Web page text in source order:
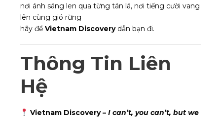
nơi ánh sáng len qua từng tán lá, nơi tiếng cười vang
lên cùng gió rừng
hãy để Vietnam Discoverydẫn bạn đi.
Thông Tin Liên
Hệ
Vietnam Discovery – I can’t, you can’t, but we